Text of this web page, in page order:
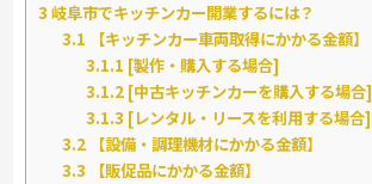
3 岐阜市でキッチンカー開業するには？
3.1 【キッチンカー車両取得にかかる金額】
3.1.1 [製作・購入する場合]
3.1.2 [中古キッチンカーを購入する場合]
3.1.3 [レンタル・リースを利用する場合]
3.2 【設備・調理機材にかかる金額】
3.3 【販促品にかかる金額】